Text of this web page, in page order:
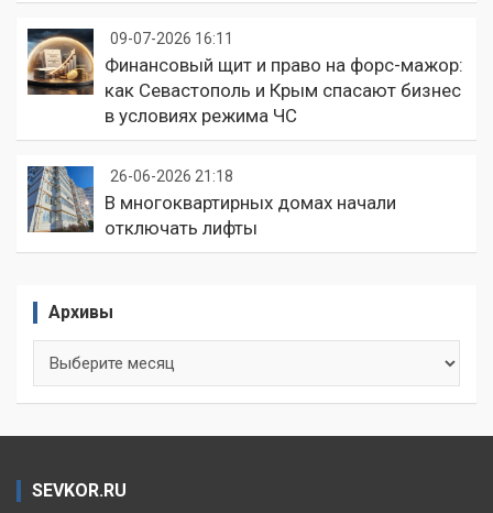
09-07-2026 16:11
Финансовый щит и право на форс-мажор:
как Севастополь и Крым спасают бизнес
в условиях режима ЧС
26-06-2026 21:18
В многоквартирных домах начали
отключать лифты
Архивы
SEVKOR.RU